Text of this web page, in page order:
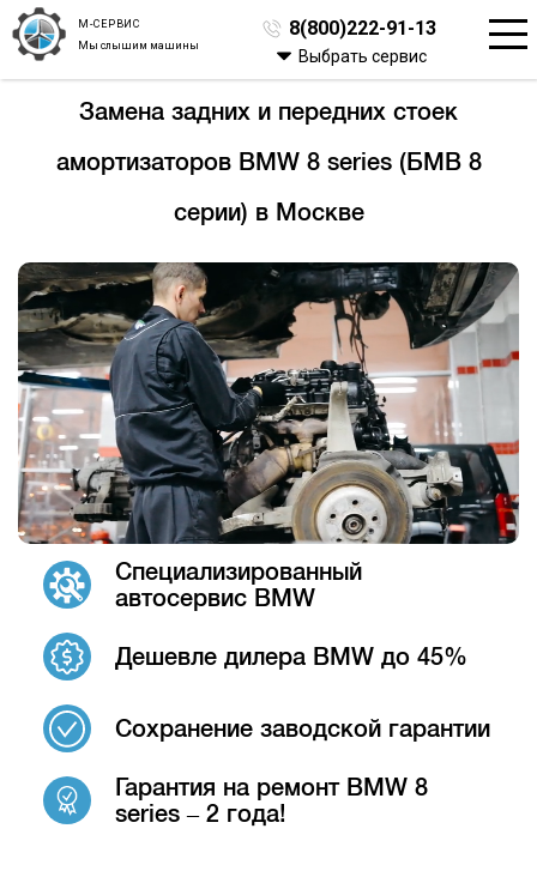
М-СЕРВИС
Мы слышим машины
8(800)222-91-13
Выбрать сервис
Замена задних и передних стоек
амортизаторов BMW 8 series (БМВ 8
серии) в Москве
Специализированный
автосервис BMW
Дешевле дилера BMW до 45%
Сохранение заводской гарантии
Гарантия на ремонт BMW 8
series – 2 года!